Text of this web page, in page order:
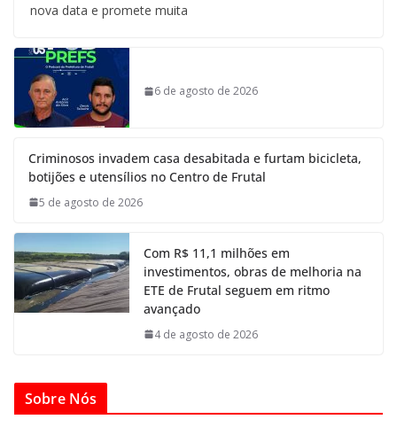
nova data e promete muita
6 de agosto de 2026
Criminosos invadem casa desabitada e furtam bicicleta,
botijões e utensílios no Centro de Frutal
5 de agosto de 2026
Com R$ 11,1 milhões em
investimentos, obras de melhoria na
ETE de Frutal seguem em ritmo
avançado
4 de agosto de 2026
Sobre Nós